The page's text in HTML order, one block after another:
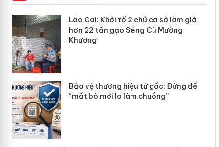
Lào Cai: Khởi tố 2 chủ cơ sở làm giả
hơn 22 tấn gạo Séng Cù Mường
Khương
Bảo vệ thương hiệu từ gốc: Đừng để
“mất bò mới lo làm chuồng”